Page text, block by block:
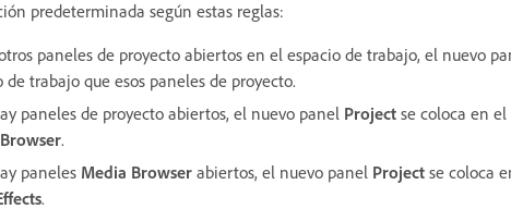
predeterminada según estas reglas:
paneles de proyecto abiertos en el espacio de trabajo, el nuevo
de trabajo que esos paneles de proyecto.
paneles de proyecto abiertos, el nuevo panel Project se coloca en
.
paneles Media Browser abiertos, el nuevo panel Project se coloca
.